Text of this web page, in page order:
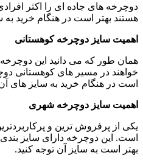
دوچرخه های جاده ای را اکثر
هستند بهتر است در هنگام خرید به
اهمیت سایز دوچرخه کوهستانی
همان طور که می دانید این
خواهند در مسیر های کوهستانی
است در هنگام خرید به سایز های
اهمیت سایز دوچرخه شهری
یکی از پرفروش ترین و
است. این دوچرخه دارای سایز
بهتر است به سایز آن توجه کنید.